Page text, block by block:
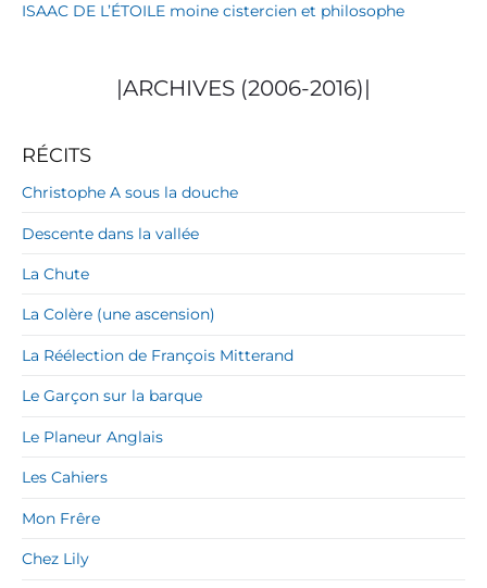
ISAAC DE L’ÉTOILE moine cistercien et philosophe
|ARCHIVES (2006-2016)|
RÉCITS
Christophe A sous la douche
Descente dans la vallée
La Chute
La Colère (une ascension)
La Réélection de François Mitterand
Le Garçon sur la barque
Le Planeur Anglais
Les Cahiers
Mon Frêre
Chez Lily